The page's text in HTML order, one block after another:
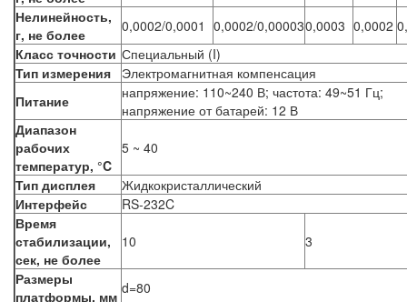
Нелинейность,
г, не более
0,0002/0,0001 0,0002/0,000030,0003 0,0002
Класс точности Специальный (I)
Тип измерения
Электромагнитная компенсация
Питание
напряжение: 110~240 В; частота: 49~51 Гц;
напряжение от батарей: 12 В
Диапазон
рабочих
температур, °C
5 ~ 40
Тип дисплея
Жидкокристаллический
Интерфейс
RS-232C
Время
стабилизации,
сек, не более
10 3
Размеры
платформы, мм d=80